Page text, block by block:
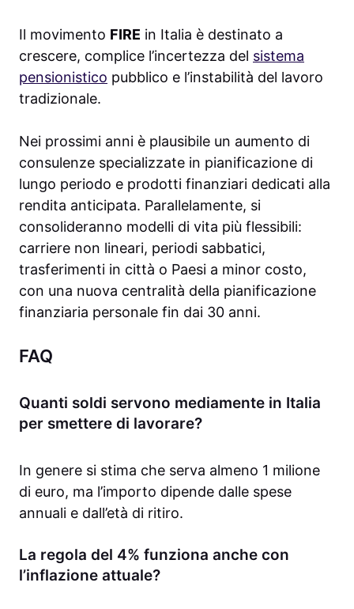
Il movimento FIRE in Italia è destinato a
crescere, complice l’incertezza del sistema
pensionistico pubblico e l’instabilità del lavoro
tradizionale.
Nei prossimi anni è plausibile un aumento di
consulenze specializzate in pianificazione di
lungo periodo e prodotti finanziari dedicati alla
rendita anticipata. Parallelamente, si
consolideranno modelli di vita più flessibili:
carriere non lineari, periodi sabbatici,
trasferimenti in città o Paesi a minor costo,
con una nuova centralità della pianificazione
finanziaria personale fin dai 30 anni.
FAQ
Quanti soldi servono mediamente in Italia
per smettere di lavorare?
In genere si stima che serva almeno 1 milione
di euro, ma l’importo dipende dalle spese
annuali e dall’età di ritiro.
La regola del 4% funziona anche con
l’inflazione attuale?